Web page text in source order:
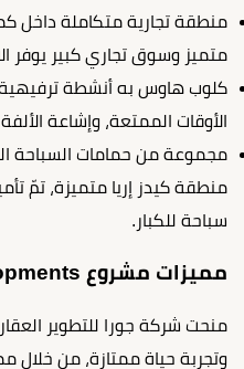
متميز وسوق تجاري كبير يوفر
كلوب هاوس به أنشطة ترفيهية
الأوقات الممتعة، وإشاعة
مجموعة من حمامات السباحة
منطقة كيدز إريا متميزة، تمّ
سباحة للكبار.
مميزات مشروع Jora Developments
منحت شركة جورا للتطوير
وتجربة حياة ممتازة، من خلال